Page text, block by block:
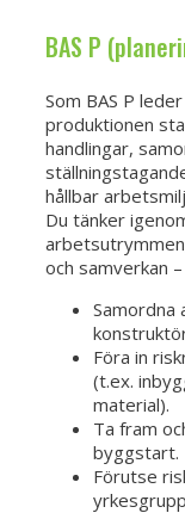
BAS P
Som BAS P
produktionen
handlingar,
hållbar
Du tänker
och samverkan
Samordna
Föra in
(t.ex.
material).
Ta fram
byggstart.
Förutse